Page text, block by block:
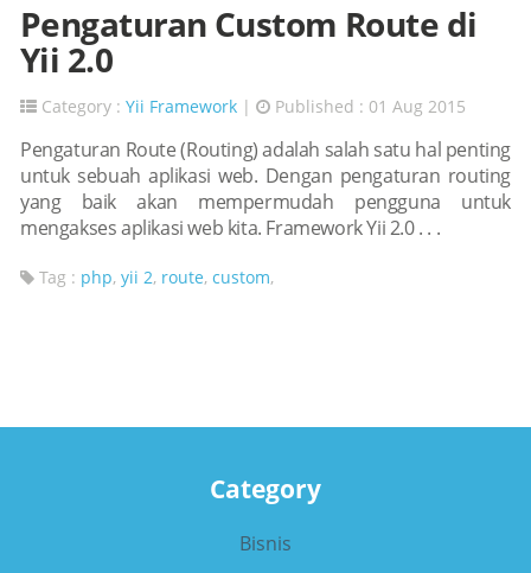
Pengaturan Custom Route di
Yii 2.0
Category : Yii Framework | Published : 01 Aug 2015
Pengaturan Route (Routing) adalah salah satu hal penting
untuk sebuah aplikasi web. Dengan pengaturan routing
yang baik akan mempermudah pengguna untuk
mengakses aplikasi web kita. Framework Yii 2.0 . . .
Tag : php, yii 2, route, custom,
Category
Bisnis